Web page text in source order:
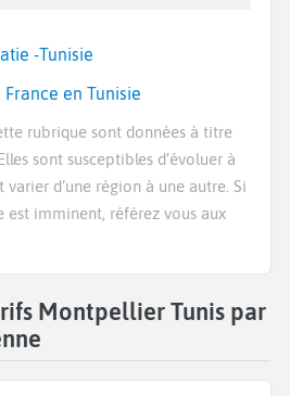
-Tunisie
en Tunisie
rubrique sont données à titre
sont susceptibles d’évoluer à
d’une région à une autre. Si
imminent, référez vous aux
Montpellier Tunis par